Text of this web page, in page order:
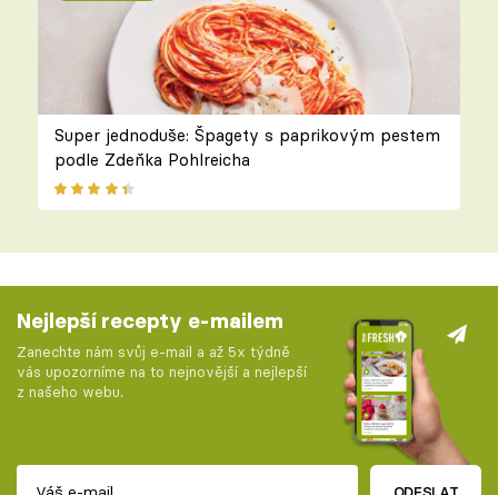
Super jednoduše: Špagety s paprikovým pestem
podle Zdeňka Pohlreicha
Nejlepší recepty e-mailem
Zanechte nám svůj e-mail a až 5x týdně
vás upozorníme na to nejnovější a nejlepší
z našeho webu.